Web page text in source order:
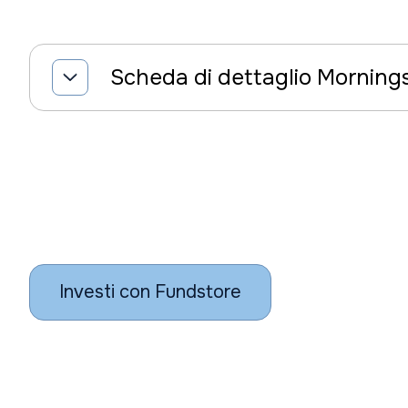
Scheda di dettaglio
Investi con Fundstore